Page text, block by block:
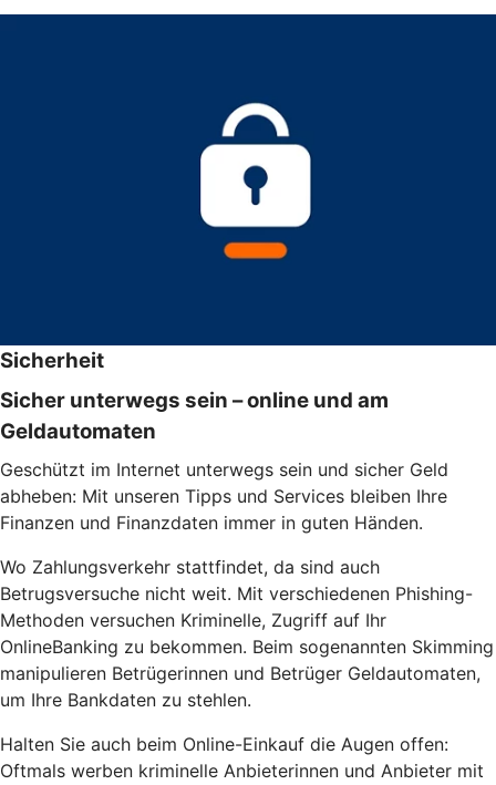
Sicherheit
Sicher unterwegs sein – online und am
Geldautomaten
Geschützt im Internet unterwegs sein und sicher Geld
abheben: Mit unseren Tipps und Services bleiben Ihre
Finanzen und Finanzdaten immer in guten Händen.
Wo Zahlungsverkehr stattfindet, da sind auch
Betrugsversuche nicht weit. Mit verschiedenen Phishing-
Methoden versuchen Kriminelle, Zugriff auf Ihr
OnlineBanking zu bekommen. Beim sogenannten Skimming
manipulieren Betrügerinnen und Betrüger Geldautomaten,
um Ihre Bankdaten zu stehlen.
Halten Sie auch beim Online-Einkauf die Augen offen:
Oftmals werben kriminelle Anbieterinnen und Anbieter mit